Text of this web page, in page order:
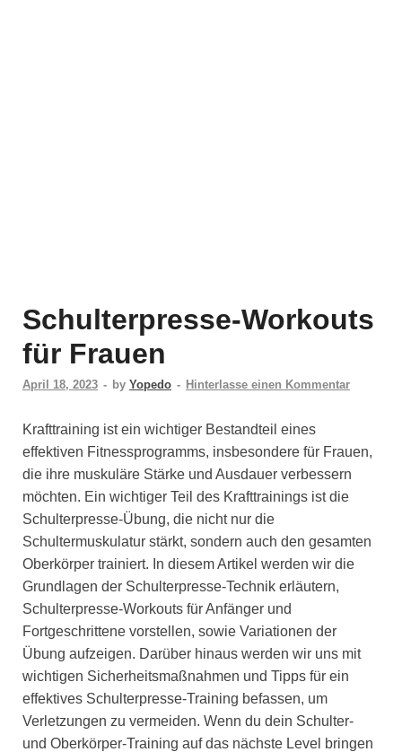
Schulterpresse-Workouts
für Frauen
April 18, 2023 - by Yopedo - Hinterlasse einen Kommentar
Krafttraining ist ein wichtiger Bestandteil eines
effektiven Fitnessprogramms, insbesondere für Frauen,
die ihre muskuläre Stärke und Ausdauer verbessern
möchten. Ein wichtiger Teil des Krafttrainings ist die
Schulterpresse-Übung, die nicht nur die
Schultermuskulatur stärkt, sondern auch den gesamten
Oberkörper trainiert. In diesem Artikel werden wir die
Grundlagen der Schulterpresse-Technik erläutern,
Schulterpresse-Workouts für Anfänger und
Fortgeschrittene vorstellen, sowie Variationen der
Übung aufzeigen. Darüber hinaus werden wir uns mit
wichtigen Sicherheitsmaßnahmen und Tipps für ein
effektives Schulterpresse-Training befassen, um
Verletzungen zu vermeiden. Wenn du dein Schulter-
und Oberkörper-Training auf das nächste Level bringen